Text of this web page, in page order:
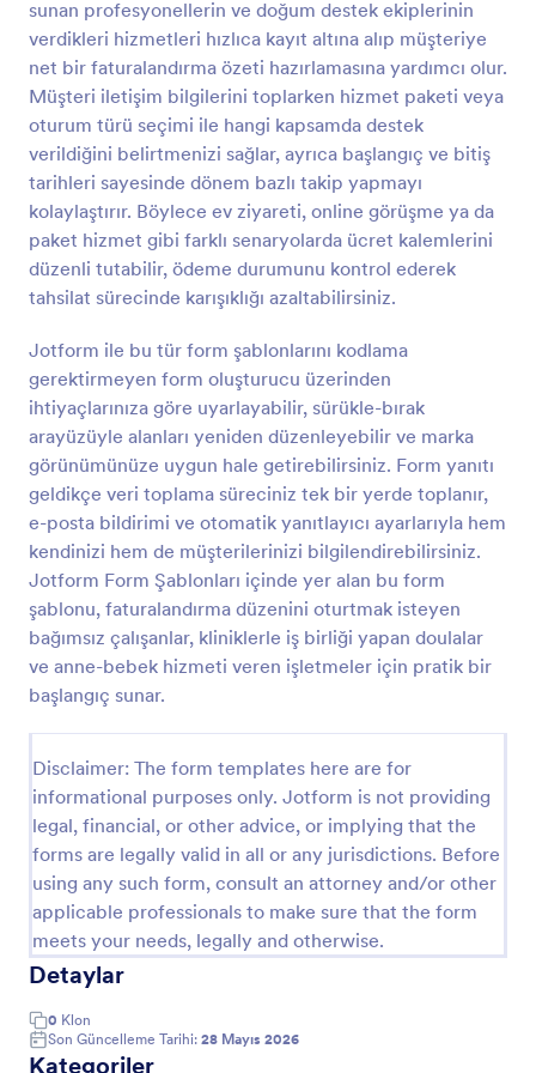
sunan profesyonellerin ve doğum destek ekiplerinin
verdikleri hizmetleri hızlıca kayıt altına alıp müşteriye
net bir faturalandırma özeti hazırlamasına yardımcı olur.
Müşteri iletişim bilgilerini toplarken hizmet paketi veya
oturum türü seçimi ile hangi kapsamda destek
verildiğini belirtmenizi sağlar, ayrıca başlangıç ve bitiş
tarihleri sayesinde dönem bazlı takip yapmayı
kolaylaştırır. Böylece ev ziyareti, online görüşme ya da
paket hizmet gibi farklı senaryolarda ücret kalemlerini
düzenli tutabilir, ödeme durumunu kontrol ederek
tahsilat sürecinde karışıklığı azaltabilirsiniz.
Jotform ile bu tür form şablonlarını kodlama
gerektirmeyen form oluşturucu üzerinden
ihtiyaçlarınıza göre uyarlayabilir, sürükle-bırak
arayüzüyle alanları yeniden düzenleyebilir ve marka
görünümünüze uygun hale getirebilirsiniz. Form yanıtı
geldikçe veri toplama süreciniz tek bir yerde toplanır,
e-posta bildirimi ve otomatik yanıtlayıcı ayarlarıyla hem
kendinizi hem de müşterilerinizi bilgilendirebilirsiniz.
Jotform Form Şablonları içinde yer alan bu form
şablonu, faturalandırma düzenini oturtmak isteyen
bağımsız çalışanlar, kliniklerle iş birliği yapan doulalar
ve anne-bebek hizmeti veren işletmeler için pratik bir
başlangıç sunar.
Disclaimer: The form templates here are for
informational purposes only. Jotform is not providing
legal, financial, or other advice, or implying that the
forms are legally valid in all or any jurisdictions. Before
using any such form, consult an attorney and/or other
applicable professionals to make sure that the form
meets your needs, legally and otherwise.
Detaylar
0 Klon
Son Güncelleme Tarihi: 28 Mayıs 2026
Kategoriler
amaçlamaktadır. Form, müşterinin adı, tarihi, ödeme
tutarı, makbuz numarası, ödeme nedeni ve alıcının
adı gibi önemli bilgileri toplar ve otomatik olarak
Jotform hesabınıza gönderir.
Önizleme
Ödeme Formu
Satış yapıp ödeme almak için kullanılabilecek bir
form.
Go to Category:
İş Formları
Şablon Kullan
Önizleme